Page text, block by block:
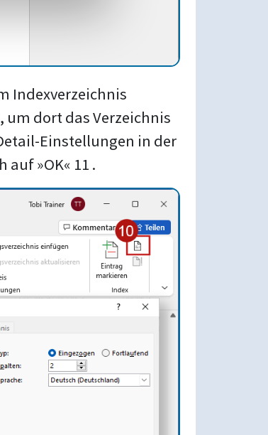
Indexverzeichnis
um dort das Verzeichnis
Einstellungen in der
»OK« 11 .